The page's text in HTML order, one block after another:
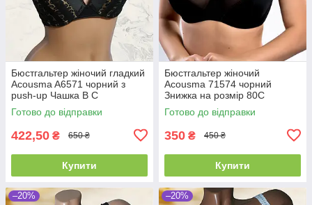
Бюстгальтер жіночий гладкий
Acousma A6571 чорний з
push-up Чашка B C
Готово до відправки
422,50 ₴ 650 ₴
Купити
Бюстгальтер жіночий
Acousma 71574 чорний
Знижка на розмір 80С
Готово до відправки
350 ₴ 450 ₴
Купити
–20% –20%